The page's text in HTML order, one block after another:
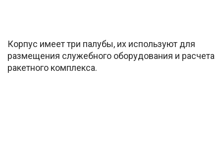
Корпус имеет три палубы, их используют для
размещения служебного оборудования и расчета
ракетного комплекса.